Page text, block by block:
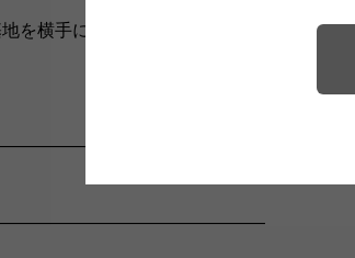
地を横手に。」という、フルラボ加藤さん